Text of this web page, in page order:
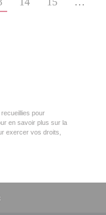
pour
en savoir plus sur la
exercer vos droits,